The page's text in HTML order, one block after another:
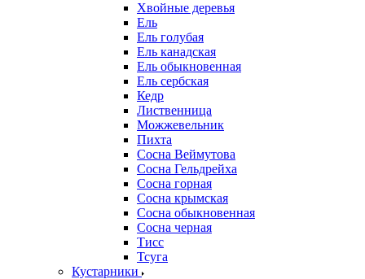
Хвойные деревья
Ель
Ель голубая
Ель канадская
Ель обыкновенная
Ель сербская
Кедр
Лиственница
Можжевельник
Пихта
Сосна Веймутова
Сосна Гельдрейха
Сосна горная
Сосна крымская
Сосна обыкновенная
Сосна черная
Тисс
Тсуга
Кустарники